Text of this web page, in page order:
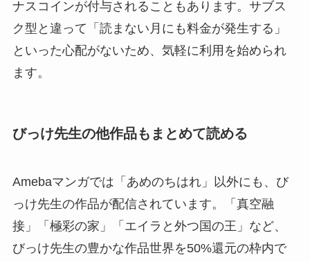
ナスコインが付与されることもあります。サブス
ク型と違って「読まない月にも料金が発生する」
といった心配がないため、気軽に利用を始められ
ます。
びっけ先生の他作品もまとめて読める
Amebaマンガでは「あめのちはれ」以外にも、び
っけ先生の作品が配信されています。「真空融
接」「極彩の家」「エイラと外つ国の王」など、
びっけ先生の豊かな作品世界を50%還元の枠内で